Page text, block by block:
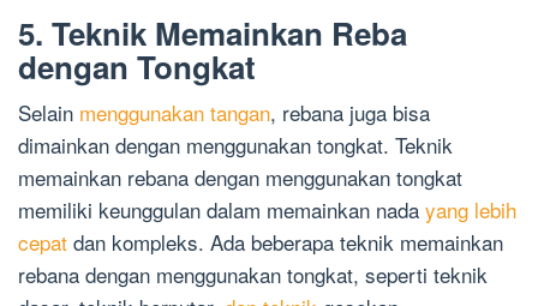
5. Teknik Memainkan Reba
dengan Tongkat
Selain menggunakan tangan, rebana juga bisa
dimainkan dengan menggunakan tongkat. Teknik
memainkan rebana dengan menggunakan tongkat
memiliki keunggulan dalam memainkan nada yang lebih
cepat dan kompleks. Ada beberapa teknik memainkan
rebana dengan menggunakan tongkat, seperti teknik